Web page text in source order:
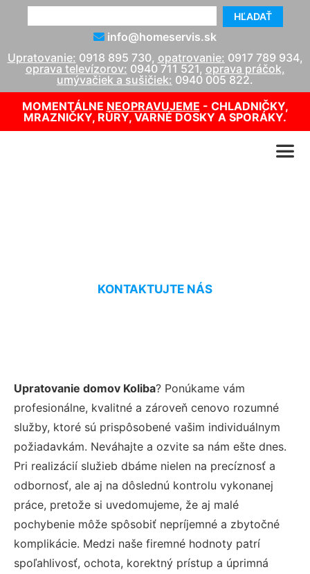
HĽADAŤ
info@homeservis.sk
Upratovanie: 0918 895 730, opatrovanie: 0917 789 934,
oprava televízorov: 0940 711 521, oprava práčok,
umývačiek a sušičiek: 0940 005 822.
MOMENTÁLNE NEOPRAVUJEME - CHLADNIČKY,
MRAZNIČKY, RÚRY, VARNÉ DOSKY A SPORÁKY.
KONTAKTUJTE NÁS
Upratovanie domov Koliba? Ponúkame vám
profesionálne, kvalitné a zároveň cenovo rozumné
služby, ktoré sú prispôsobené vašim individuálnym
požiadavkám. Neváhajte a ozvite sa nám ešte dnes.
Pri realizácií služieb dbáme nielen na precíznosť a
odbornosť, ale aj na dôslednú kontrolu vykonanej
práce, pretože si uvedomujeme, že aj malé
pochybenie môže spôsobiť nepríjemné a zbytočné
komplikácie. Medzi naše firemné hodnoty patrí
spoľahlivosť, ochota, korektný prístup a úprimná